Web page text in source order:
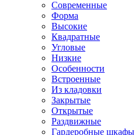
Современные
Форма
Высокие
Квадратные
Угловые
Низкие
Особенности
Встроенные
Из кладовки
Закрытые
Открытые
Раздвижные
Гардеробные шкафы